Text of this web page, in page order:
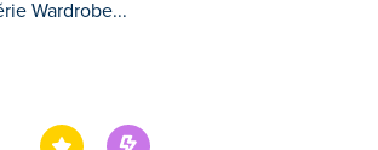
Wardrobe...
est le dernier jeu point-and-click